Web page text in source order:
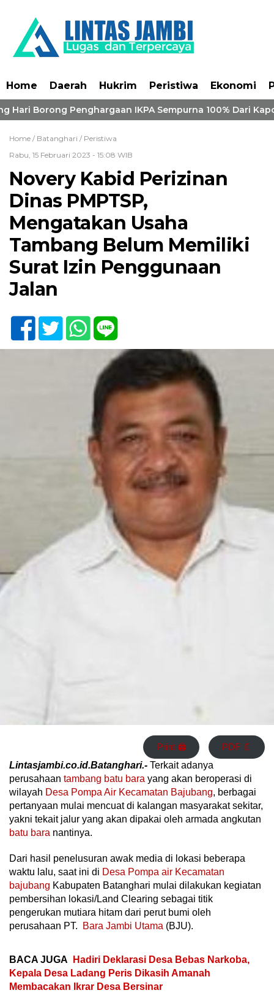
Home Daerah Hukrim Peristiwa Ekonomi
Hari Borong Penghargaan IKPA Sempurna 100% Dari
Home / Batanghari / Peristiwa
Rabu, 15 Februari 2023 - 15:08 WIB
Novery Kabid Perizinan
Dinas PMPTSP,
Mengatakan Usaha
Tambang Belum Memiliki
Surat Izin Penggunaan
Jalan
Print 🖨 PDF 📄
Lintasjambi.co.id.Batanghari.- Terkait adanya
perusahaan tambang batu bara yang akan beroperasi di
wilayah Desa Pompa Air Kecamatan Bajubang, berbagai
pertanyaan mulai mencuat di kalangan masyarakat sekitar,
yakni tekait jalur yang akan dipakai oleh armada angkutan
batu bara nantinya.
Dari hasil penelusuran awak media di lokasi beberapa
waktu lalu, saat ini di Desa Pompa air Kecamatan
bajubang Kabupaten Batanghari mulai dilakukan kegiatan
pembersihan lokasi/Land Clearing sebagai titik
pengerukan mutiara hitam dari perut bumi oleh
perusahaan PT.
Bara Jambi Utama (BJU).
BACA JUGA
Hadiri Deklarasi Desa Bebas Narkoba,
Kepala Desa Ladang Peris Dikasih Amanah
Membacakan Ikrar Desa Bersinar